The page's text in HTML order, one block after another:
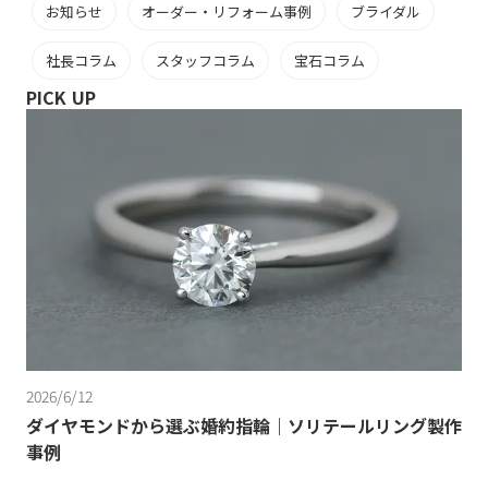
お知らせ オーダー・リフォーム事例 ブライダル
社長コラム スタッフコラム 宝石コラム
PICK UP
2026/6/12
ダイヤモンドから選ぶ婚約指輪｜ソリテールリング製作
事例